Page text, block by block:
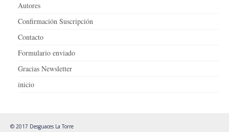
Autores
Confirmación Suscripción
Contacto
Formulario enviado
Gracias Newsletter
inicio
© 2017 Desguaces La Torre